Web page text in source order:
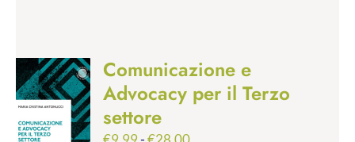
Comunicazione e
Advocacy per il Terzo
settore
Fascia